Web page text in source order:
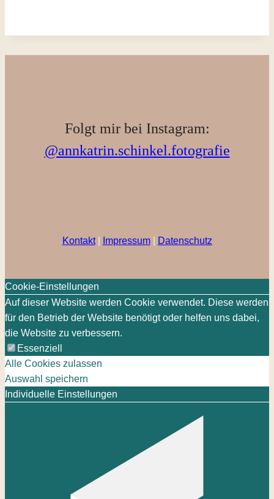
Folgt mir bei Instagram:
@annkatrin.schinkel.fotografie
Kontakt| Impressum| Datenschutz
Cookie-Einstellungen
Auf dieser Website werden Cookie verwendet. Diese werden
für den Betrieb der Website benötigt oder helfen uns dabei,
die Website zu verbessern.
Essenziell
Alle Cookies zulassen
Auswahl speichern
Individuelle Einstellungen